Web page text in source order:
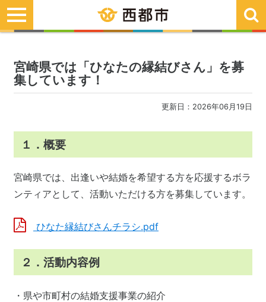
toggle
navigation
宮崎県では「ひなたの縁結びさん」を募
集しています！
更新日：2026年06月19日
１．概要
宮崎県では、出逢いや結婚を希望する方を応援するボラ
ンティアとして、活動いただける方を募集しています。
ひなた縁結びさんチラシ.pdf
２．活動内容例
・県や市町村の結婚支援事業の紹介